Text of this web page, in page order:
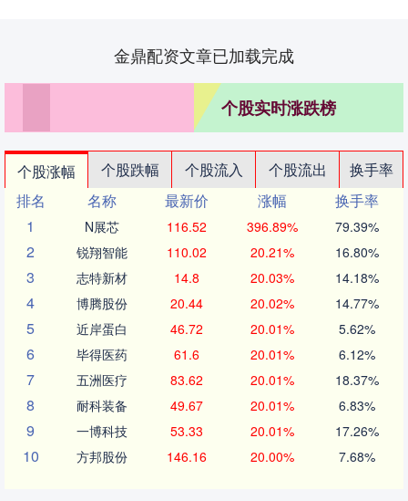
金鼎配资文章已加载完成
个股实时涨跌榜
个股涨幅 个股跌幅 个股流入 个股流出
换手率
排名
名称 最新价 涨幅
换手率
1
N展芯 116.52 396.89% 79.39%
2 锐翔智能 110.02 20.21% 16.80%
3 志特新材 14.8 20.03% 14.18%
4 博腾股份 20.44 20.02% 14.77%
5 近岸蛋白 46.72 20.01% 5.62%
6 毕得医药 61.6 20.01% 6.12%
7 五洲医疗 83.62 20.01% 18.37%
8 耐科装备 49.67 20.01% 6.83%
9 一博科技 53.33 20.01% 17.26%
10 方邦股份 146.16 20.00% 7.68%